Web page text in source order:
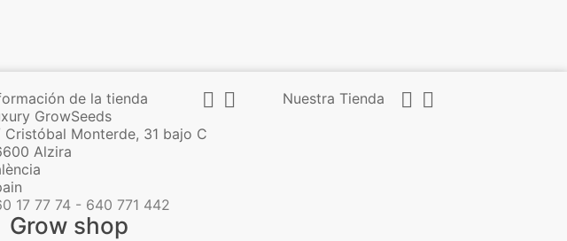
de la tienda  
GrowSeeds
Cristóbal Monterde, 31 bajo C
Alzira
17 77 74 - 640 771 442
Nuestra Tienda  
Grow shop